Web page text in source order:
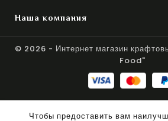
Наша компания
© 2026 - Интернет магазин
Food"
Чтобы предоставить вам